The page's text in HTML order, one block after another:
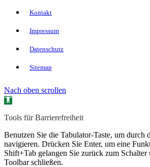
Kontakt
Impressum
Datenschutz
Sitemap
Nach oben scrollen
Open toolbar
Tools für Barrierefreiheit
Benutzen Sie die Tabulator-Taste, um durch
navigieren. Drücken Sie Enter, um eine
Shift+Tab gelangen Sie zurück zum Schalter
Toolbar schließen.